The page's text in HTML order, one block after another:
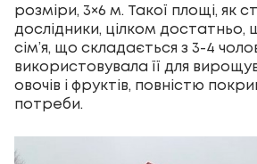
розміри, 3×6 м. Такої площі, як
дослідники, цілком
сім’я, що складається з 3-4
використовувала її для
овочів і фруктів, повністю
потреби.